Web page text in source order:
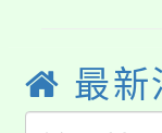
開!
115
最新